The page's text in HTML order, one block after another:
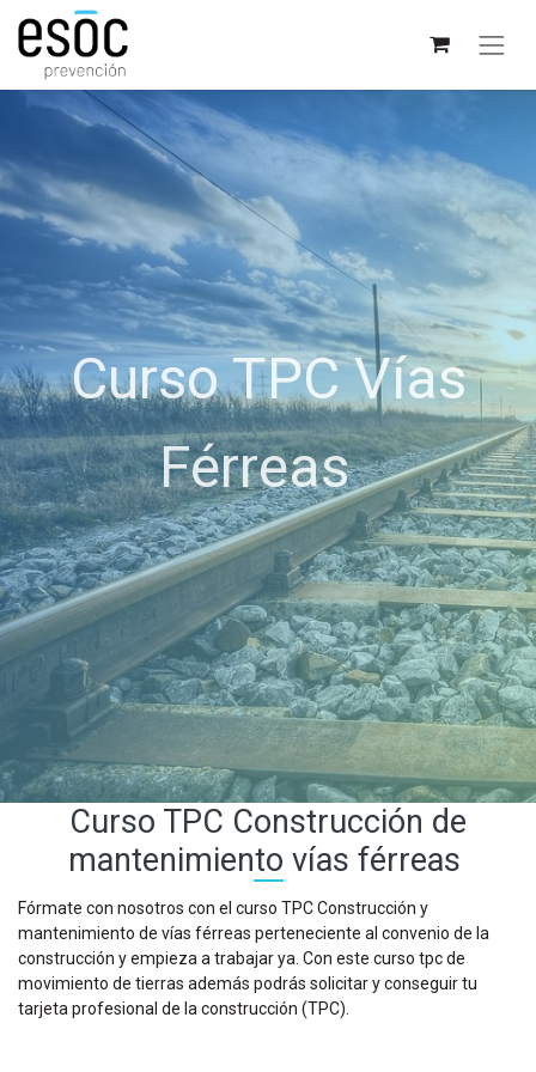
Curso TPC Vías
Férreas
Curso TPC Construcción de
mantenimiento vías férreas
Fórmate con nosotros con el curso TPC Construcción y
mantenimiento de vías férreas perteneciente al convenio de la
construcción y empieza a trabajar ya. Con este curso tpc de
movimiento de tierras además podrás solicitar y conseguir tu
tarjeta profesional de la construcción (TPC).